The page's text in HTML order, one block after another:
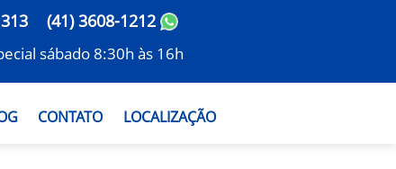
(41) 3608-1212
sábado 8:30h às 16h
CONTATO LOCALIZAÇÃO